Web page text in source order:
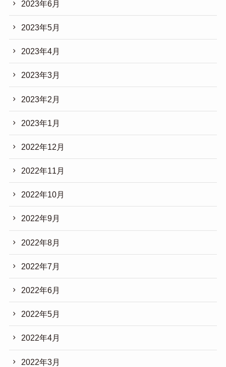
2023年6月
2023年5月
2023年4月
2023年3月
2023年2月
2023年1月
2022年12月
2022年11月
2022年10月
2022年9月
2022年8月
2022年7月
2022年6月
2022年5月
2022年4月
2022年3月